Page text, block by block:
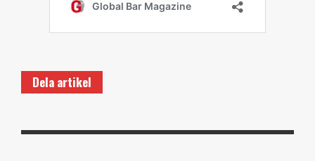
Dela artikel